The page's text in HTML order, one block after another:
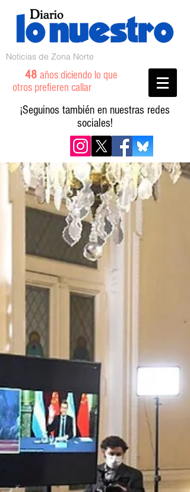
Noticias de Zona Norte
48 años diciendo lo que
otros prefieren callar
¡Seguinos también en nuestras redes
sociales!